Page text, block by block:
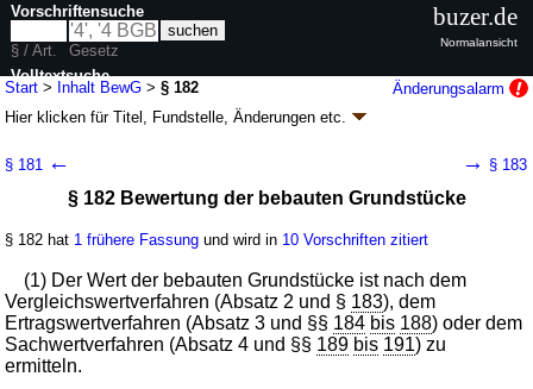
Start > Inhalt BewG >§ 182
Änderungsalarm
Hier klicken fürTitel, Fundstelle, Änderungen etc.
Artikel 19G. v. 22.06.2026BGBl. 2026 I Nr. 192
50 weitere Fassungen | wird in 231 Vorschriften zitiert
Zweiter Teil Besondere Bewertungsvorschriften
Sechster Abschnitt Vorschriften für die Bewertung von
Grundbesitz, von nicht notierten Anteilen an
Kapitalgesellschaften und von Betriebsvermögen für
die Erbschaftsteuer ab 1. Januar 2009
§ 181 ← → § 183
§ 182 Bewertung der bebauten Grundstücke
§ 182 hat 1 frühere Fassung und wird in 10 Vorschriften zitiert
(1) Der Wert der bebauten Grundstücke ist nach dem
Vergleichswertverfahren (Absatz 2 und § 183), dem
Ertragswertverfahren (Absatz 3 und §§ 184 bis 188) oder dem
Sachwertverfahren (Absatz 4 und §§ 189 bis 191) zu
ermitteln.
Vorschriftensuche
§ / Art.
Gesetz
Volltextsuche
nur in BewG
buzer.de
Normalansicht